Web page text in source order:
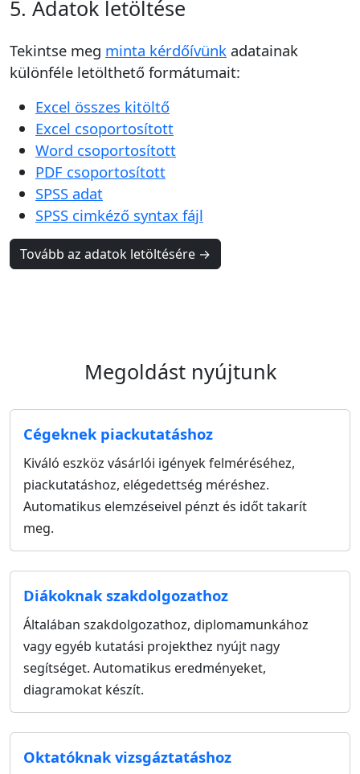
5. Adatok letöltése
Tekintse meg minta kérdőívünk adatainak
különféle letölthető formátumait:
Excel összes kitöltő
Excel csoportosított
Word csoportosított
PDF csoportosított
SPSS adat
SPSS cimkéző syntax fájl
Tovább az adatok letöltésére →
Megoldást nyújtunk
Cégeknek piackutatáshoz
Kiváló eszköz vásárlói igények felméréséhez,
piackutatáshoz, elégedettség méréshez.
Automatikus elemzéseivel pénzt és időt takarít
meg.
Diákoknak szakdolgozathoz
Általában szakdolgozathoz, diplomamunkához
vagy egyéb kutatási projekthez nyújt nagy
segítséget. Automatikus eredményeket,
diagramokat készít.
Oktatóknak vizsgáztatáshoz